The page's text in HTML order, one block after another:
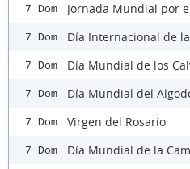
7 Dom Jornada Mundial por
7 Dom Día Internacional de
7 Dom Día Mundial de los
7 Dom Día Mundial del
7 Dom Virgen del Rosario
7 Dom Día Mundial de la